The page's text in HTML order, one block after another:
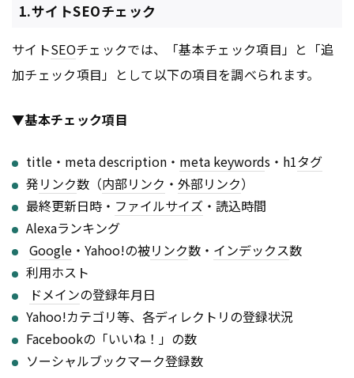
1.サイトSEOチェック
サイトSEOチェックでは、「基本チェック項目」と「追
加チェック項目」として以下の項目を調べられます。
▼基本チェック項目
title・meta description・ meta keywords・h1タグ
発リンク数（内部リンク ・ 外部リンク）
最終更新日時・ ファイルサイズ ・読込時間
Alexaランキング
Google ・Yahoo!の被リンク数・ インデックス数
利用ホスト
ドメインの登録年月日
Yahoo!カテゴリ等、各ディレクトリの登録状況
Facebookの「いいね！」の数
ソーシャルブックマーク登録数